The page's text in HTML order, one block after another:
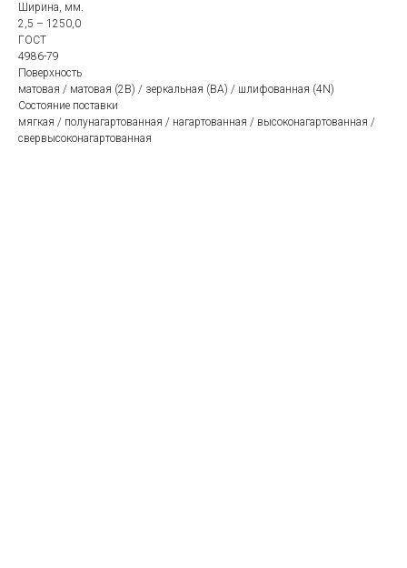
Ширина, мм.
2,5 – 1250,0
ГОСТ
4986-79
Поверхность
матовая / матовая (2В) / зеркальная (ВА) / шлифованная (4N)
Состояние поставки
мягкая / полунагартованная / нагартованная / высоконагартованная /
свервысоконагартованная